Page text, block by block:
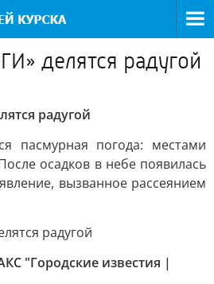
делятся радугой
радугой
пасмурная погода: местами
осадков в небе появилась
вызванное рассеянием
"Городские известия |